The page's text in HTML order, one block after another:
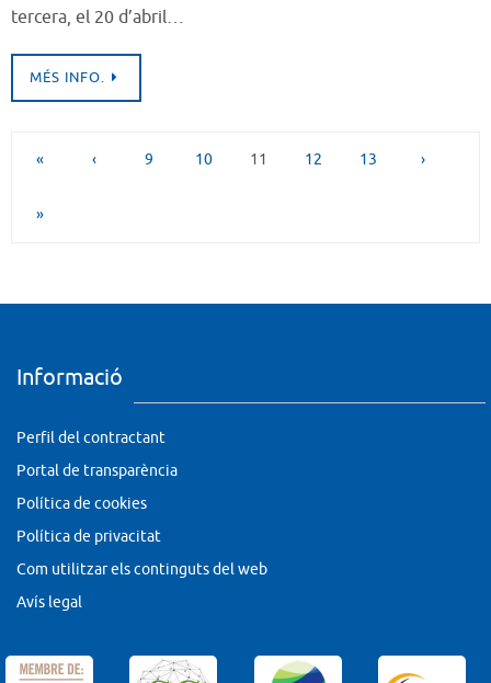
tercera, el 20 d’abril…
MÉS INFO.
« ‹ 9 10 11 12 13 ›
»
Informació
Perfil del contractant
Portal de transparència
Política de cookies
Política de privacitat
Com utilitzar els continguts del web
Avís legal